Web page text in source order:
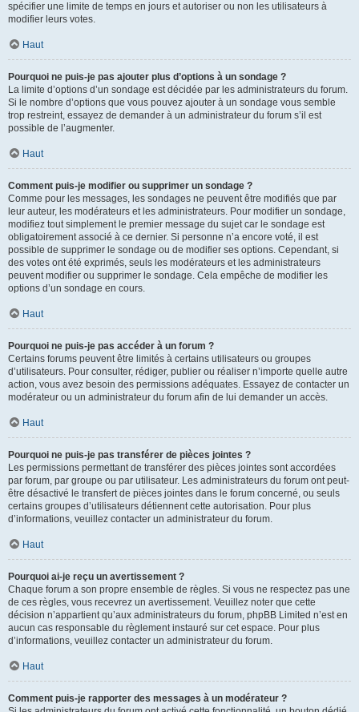
spécifier une limite de temps en jours et autoriser ou non les utilisateurs à
modifier leurs votes.
Haut
Pourquoi ne puis-je pas ajouter plus d’options à un sondage ?
La limite d’options d’un sondage est décidée par les administrateurs du forum.
Si le nombre d’options que vous pouvez ajouter à un sondage vous semble
trop restreint, essayez de demander à un administrateur du forum s’il est
possible de l’augmenter.
Haut
Comment puis-je modifier ou supprimer un sondage ?
Comme pour les messages, les sondages ne peuvent être modifiés que par
leur auteur, les modérateurs et les administrateurs. Pour modifier un sondage,
modifiez tout simplement le premier message du sujet car le sondage est
obligatoirement associé à ce dernier. Si personne n’a encore voté, il est
possible de supprimer le sondage ou de modifier ses options. Cependant, si
des votes ont été exprimés, seuls les modérateurs et les administrateurs
peuvent modifier ou supprimer le sondage. Cela empêche de modifier les
options d’un sondage en cours.
Haut
Pourquoi ne puis-je pas accéder à un forum ?
Certains forums peuvent être limités à certains utilisateurs ou groupes
d’utilisateurs. Pour consulter, rédiger, publier ou réaliser n’importe quelle autre
action, vous avez besoin des permissions adéquates. Essayez de contacter un
modérateur ou un administrateur du forum afin de lui demander un accès.
Haut
Pourquoi ne puis-je pas transférer de pièces jointes ?
Les permissions permettant de transférer des pièces jointes sont accordées
par forum, par groupe ou par utilisateur. Les administrateurs du forum ont peut-
être désactivé le transfert de pièces jointes dans le forum concerné, ou seuls
certains groupes d’utilisateurs détiennent cette autorisation. Pour plus
d’informations, veuillez contacter un administrateur du forum.
Haut
Pourquoi ai-je reçu un avertissement ?
Chaque forum a son propre ensemble de règles. Si vous ne respectez pas une
de ces règles, vous recevrez un avertissement. Veuillez noter que cette
décision n’appartient qu’aux administrateurs du forum, phpBB Limited n’est en
aucun cas responsable du règlement instauré sur cet espace. Pour plus
d’informations, veuillez contacter un administrateur du forum.
Haut
Comment puis-je rapporter des messages à un modérateur ?